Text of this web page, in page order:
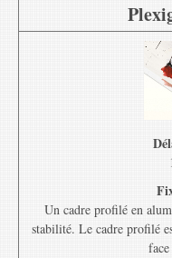
Un cadre profilé en
stabilité. Le cadre profilé